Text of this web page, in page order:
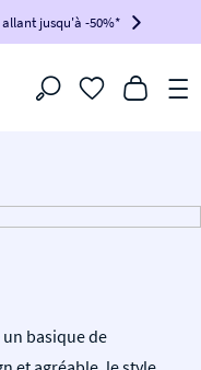
jusqu'à -50%*
!
BIKINI100
page- Filtrer
basique de